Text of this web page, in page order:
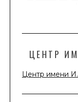
ЦЕНТР
Центр имени